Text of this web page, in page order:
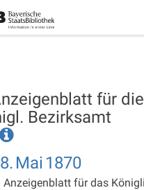
für
Bezirksamt
Mai 1870
Anzeigenblatt für das